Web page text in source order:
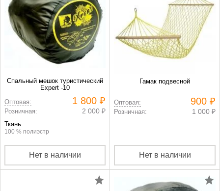
Спальный мешок туристический
Expert -10
Оптовая:
1 800 ₽
Розничная: 2 000 ₽
Ткань
100 % полиэстр
Нет в наличии
Гамак подвесной
Оптовая: 900 ₽
Розничная: 1 000 ₽
Нет в наличии